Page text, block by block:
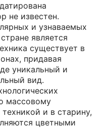
не известен.
и узнаваемых
является
существует в
придавая
уникальный и
вид.
массовому
и в старину,
цветными